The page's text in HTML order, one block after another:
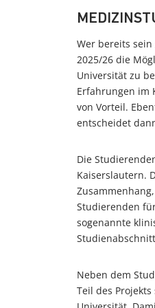
Wer bereits
2025/26 die
Universität zu
Erfahrungen im
von Vorteil.
entscheidet
Die
Kaiserslautern.
Studierenden
sogenannte
Neben dem
Teil des